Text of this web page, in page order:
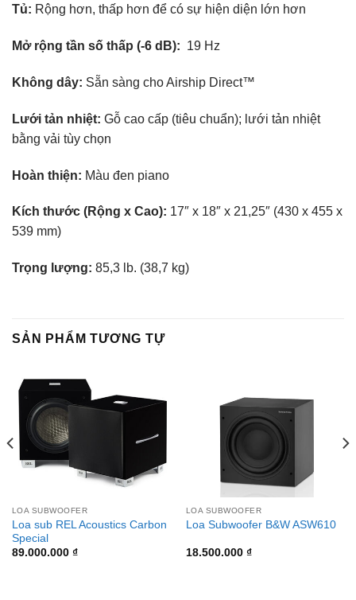
Tủ: Rộng hơn, thấp hơn để có sự hiện diện lớn hơn
Mở rộng tần số thấp (-6 dB): 19 Hz
Không dây: Sẵn sàng cho Airship Direct™
Lưới tản nhiệt: Gỗ cao cấp (tiêu chuẩn); lưới tản nhiệt
bằng vải tùy chọn
Hoàn thiện: Màu đen piano
Kích thước (Rộng x Cao): 17″ x 18″ x 21,25″ (430 x 455 x
539 mm)
Trọng lượng: 85,3 lb. (38,7 kg)
SẢN PHẨM TƯƠNG TỰ
LOA SUBWOOFER
Loa sub REL Acoustics Carbon
Special
89.000.000 ₫
LOA SUBWOOFER
Loa Subwoofer B&W ASW610
18.500.000 ₫